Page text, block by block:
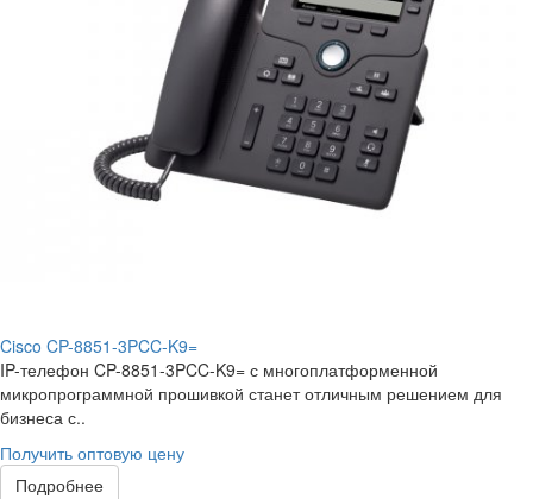
Cisco CP-8851-3PCC-K9=
IP-телефон CP-8851-3PCC-K9= с многоплатформенной
микропрограммной прошивкой станет отличным решением для
бизнеса с..
Получить оптовую цену
Подробнее